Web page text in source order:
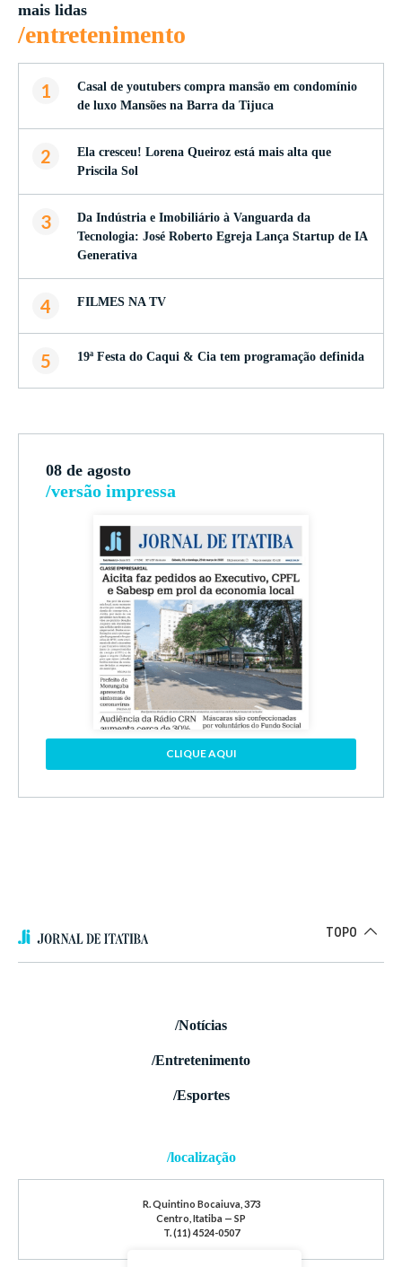
mais lidas
/entretenimento
1
Casal de youtubers compra mansão em condomínio
de luxo Mansões na Barra da Tijuca
2
Ela cresceu! Lorena Queiroz está mais alta que
Priscila Sol
3
Da Indústria e Imobiliário à Vanguarda da
Tecnologia: José Roberto Egreja Lança Startup de IA
Generativa
4 FILMES NA TV
5 19ª Festa do Caqui & Cia tem programação definida
08 de agosto
/versão impressa
CLIQUE AQUI
TOPO
/Notícias
/Entretenimento
/Esportes
/localização
R. Quintino Bocaiuva, 373
Centro, Itatiba — SP
T. (11) 4524-0507